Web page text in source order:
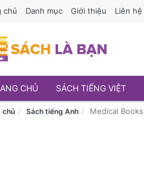
chủ Danh mục Giới thiệu Liên hệ
CHỦ SÁCH TIẾNG VIỆT
chủ Sách tiếng Anh Medical Books